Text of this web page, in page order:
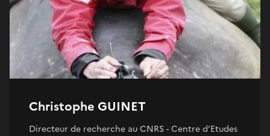
Christophe GUINET
Directeur de recherche au CNRS - Centre d’Etudes